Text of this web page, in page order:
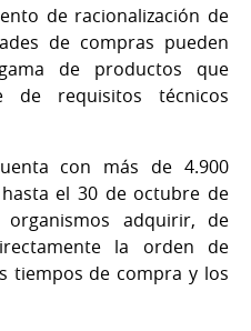
de racionalización de
de compras pueden
de productos que
de requisitos técnicos
con más de 4.900
el 30 de octubre de
adquirir, de
la orden de
tiempos de compra y los